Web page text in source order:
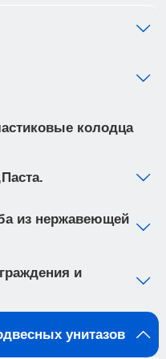
с
в диапазоне
продукцию вы
и комфорт в вашем
комнату с
включает
ALTO (арт.
ESTI-Q цвета
унитаз с
выполнен из
особенности
мешает потоку воды
грязи и бактерий
колодца
из нержавеющей
и
унитазов